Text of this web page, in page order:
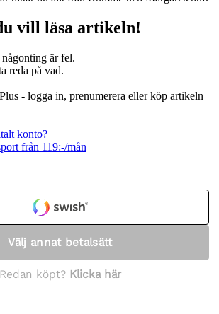
vill läsa artikeln!
är fel.
reda på vad.
- logga in, prenumerera eller köp artikeln
konto?
från 119:-/mån